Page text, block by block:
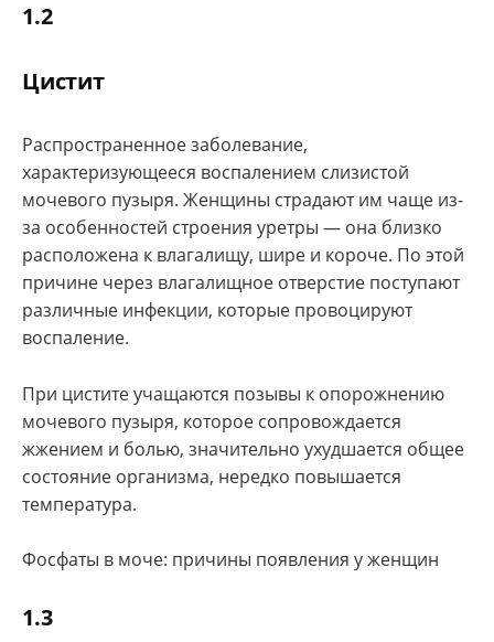
1.2
Цистит
Распространенное заболевание,
характеризующееся воспалением слизистой
мочевого пузыря. Женщины страдают им чаще из-
за особенностей строения уретры — она близко
расположена к влагалищу, шире и короче. По этой
причине через влагалищное отверстие поступают
различные инфекции, которые провоцируют
воспаление.
При цистите учащаются позывы к опорожнению
мочевого пузыря, которое сопровождается
жжением и болью, значительно ухудшается общее
состояние организма, нередко повышается
температура.
Фосфаты в моче: причины появления у женщин
1.3